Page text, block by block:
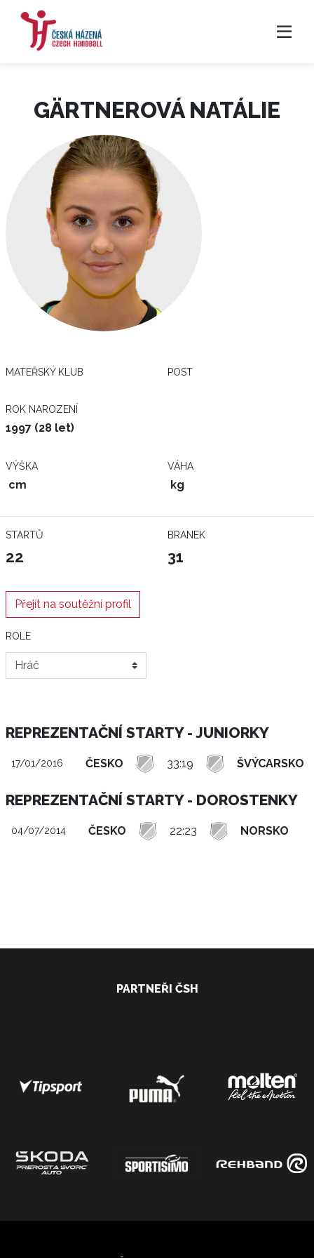
GÄRTNEROVÁ NATÁLIE
MATEŘSKÝ KLUB POST
ROK NAROZENÍ
1997 (28 let)
VÝŠKA
cm
VÁHA
kg
STARTŮ
22
BRANEK
31
Přejít na soutěžní profil
ROLE
REPREZENTAČNÍ STARTY - JUNIORKY
17/01/2016 ČESKO 33:19 ŠVÝCARSKO
REPREZENTAČNÍ STARTY - DOROSTENKY
04/07/2014 ČESKO 22:23 NORSKO
PARTNEŘI ČSH